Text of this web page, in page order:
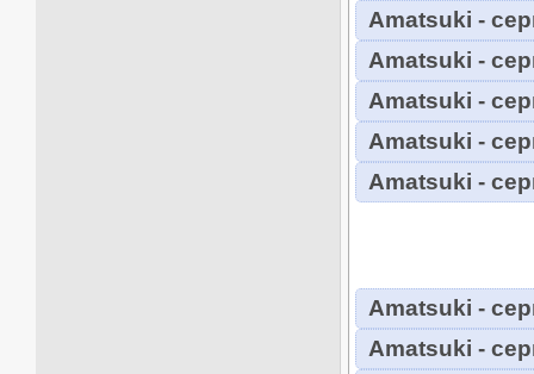
Amatsuki -
Amatsuki -
Amatsuki -
Amatsuki -
Amatsuki -
Amatsuki -
Amatsuki -